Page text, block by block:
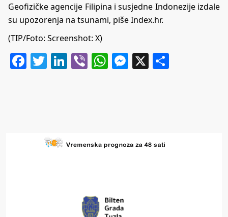
Geofizičke agencije Filipina i susjedne Indonezije izdale
su upozorenja na tsunami, piše Index.hr.
(TIP/Foto: Screenshot: X)
Facebook
Twitter
LinkedIn
ViberWhatsApp
Messenger
X